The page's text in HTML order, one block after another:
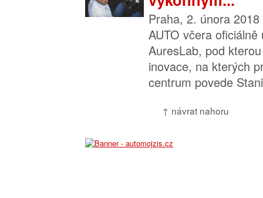
Praha, 2. února
AUTO včera
AuresLab, pod
inovace, na kterých
centrum povede
↑ návrat nahoru